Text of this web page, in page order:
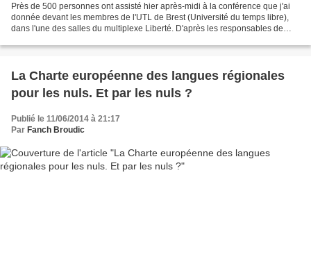
Près de 500 personnes ont assisté hier après-midi à la conférence que j'ai
donnée devant les membres de l'UTL de Brest (Université du temps libre),
dans l'une des salles du multiplexe Liberté. D'après les responsables de
La Charte européenne des langues régionales
pour les nuls. Et par les nuls ?
Publié le 11/06/2014 à 21:17
Par Fanch Broudic